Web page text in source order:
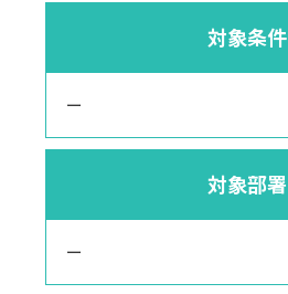
対象条件
ー
対象部署
ー